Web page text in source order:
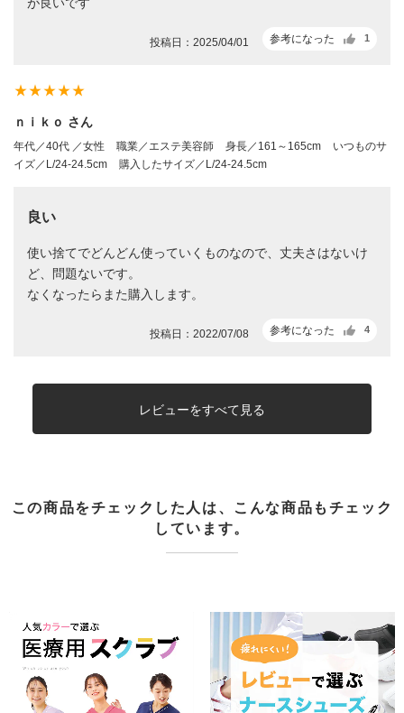
参考になった 1
投稿日：2025/04/01
star_ratestar_ratestar_ratestar_ratestar_rate
ｎｉｋｏ さん
年代／40代 ／女性 職業／エステ美容師 身長／161～165cm
いつものサ
イズ／L/24-24.5cm
購入したサイズ／L/24-24.5cm
良い
使い捨てでどんどん使っていくものなので、丈夫さはないけ
ど、問題ないです。
なくなったらまた購入します。
参考になった 4
投稿日：2022/07/08
レビューをすべて見る
この商品をチェックした人は、こんな商品もチェック
しています。